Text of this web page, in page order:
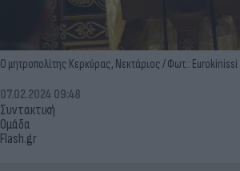
Ο μητροπολίτης Κερκύρας, Νεκτάριος / Φωτ.: Eurokinissi
Συντακτική
Ομάδα
Flash.gr
07.02.2024 09:48